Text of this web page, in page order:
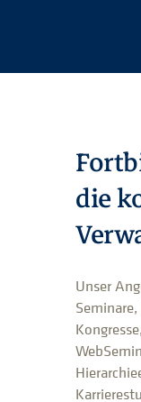
die
Unser